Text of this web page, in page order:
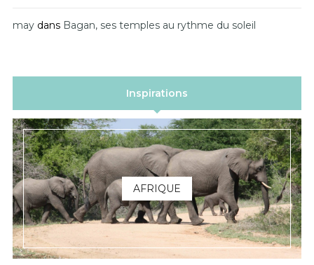
may dans Bagan, ses temples au rythme du soleil
Inspirations
AFRIQUE